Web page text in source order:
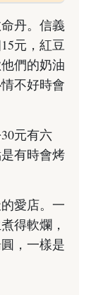
丹。信義
元，紅豆
們的奶油
不好時會
元有六
有時會烤
愛店。一
得軟爛，
，一樣是